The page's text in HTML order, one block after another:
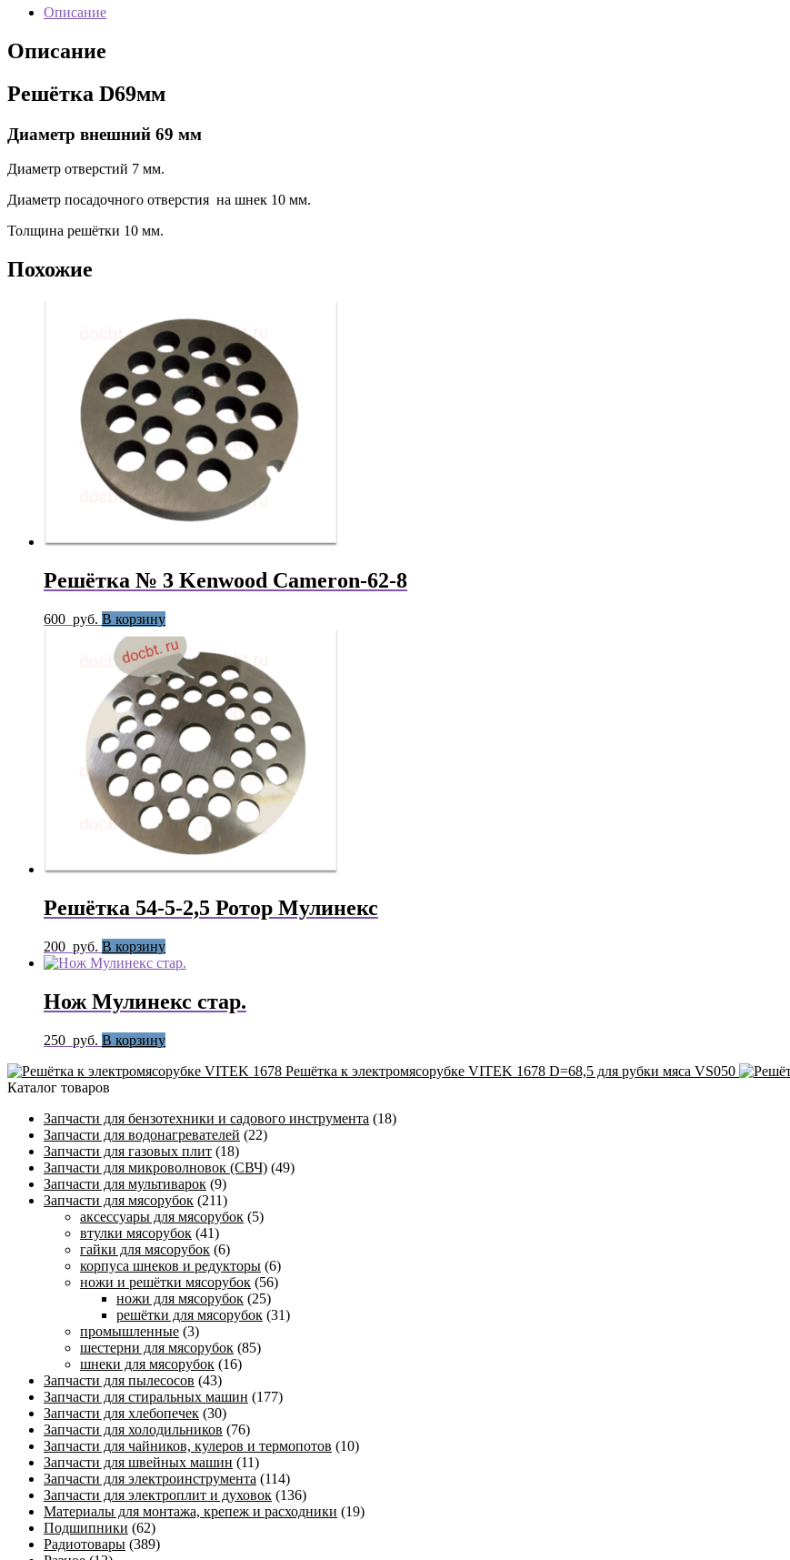
Описание
Описание
Решётка D69мм
Диаметр внешний 69 мм
Диаметр отверстий 7 мм.
Диаметр посадочного отверстия на шнек 10 мм.
Толщина решётки 10 мм.
Похожие
Решётка № 3 Kenwood Cameron-62-8
600 руб. В корзину
Решётка 54-5-2,5 Ротор Мулинекс
200 руб. В корзину
Нож Мулинекс стар.
250 руб. В корзину
Решётка к электромясорубке VITEK 1678 D=68,5 для рубки мяса VS050
Каталог товаров
Запчасти для бензотехники и садового инструмента (18)
Запчасти для водонагревателей (22)
Запчасти для газовых плит (18)
Запчасти для микроволновок (СВЧ) (49)
Запчасти для мультиварок (9)
Запчасти для мясорубок (211)
аксессуары для мясорубок (5)
втулки мясорубок (41)
гайки для мясорубок (6)
корпуса шнеков и редукторы (6)
ножи и решётки мясорубок (56)
ножи для мясорубок (25)
решётки для мясорубок (31)
промышленные (3)
шестерни для мясорубок (85)
шнеки для мясорубок (16)
Запчасти для пылесосов (43)
Запчасти для стиральных машин (177)
Запчасти для хлебопечек (30)
Запчасти для холодильников (76)
Запчасти для чайников, кулеров и термопотов (10)
Запчасти для швейных машин (11)
Запчасти для электроинструмента (114)
Запчасти для электроплит и духовок (136)
Материалы для монтажа, крепеж и расходники (19)
Подшипники (62)
Радиотовары (389)